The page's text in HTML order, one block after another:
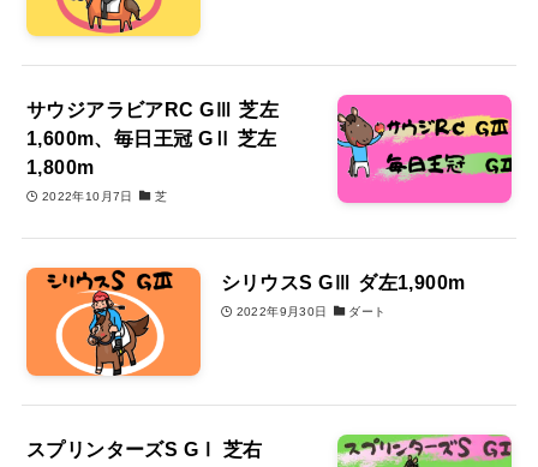
サウジアラビアRC GⅢ 芝左
1,600m、毎日王冠 GⅡ 芝左
1,800m
2022年10月7日 芝
シリウスS GⅢ ダ左1,900m
2022年9月30日 ダート
スプリンターズS GⅠ 芝右